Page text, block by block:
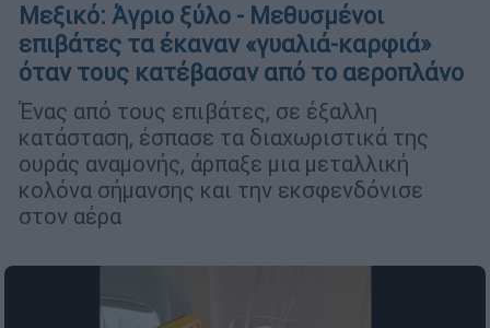
Μεξικό: Άγριο ξύλο - Μεθυσμένοι
επιβάτες τα έκαναν «γυαλιά-καρφιά»
όταν τους κατέβασαν από το αεροπλάνο
Ένας από τους επιβάτες, σε έξαλλη
κατάσταση, έσπασε τα διαχωριστικά της
ουράς αναμονής, άρπαξε μια μεταλλική
κολόνα σήμανσης και την εκσφενδόνισε
στον αέρα